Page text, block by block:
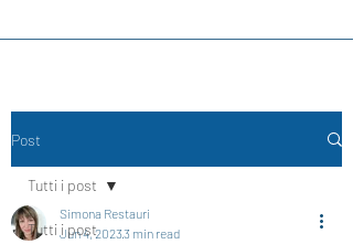
Post
Tutti i post
Tutti i post
Simona Restauri
Jun 4, 20233 min read